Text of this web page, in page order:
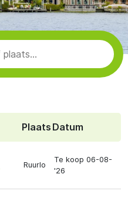
Plaats Datum
Ruurlo
Te koop 06-08-
'26